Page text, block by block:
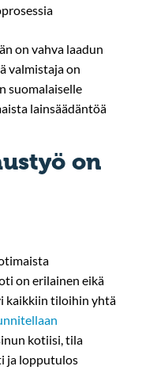
on vahva laadun
valmistaja on
suomalaiselle
lainsäädäntöä
on
on erilainen eikä
kaikkiin tiloihin yhtä
kotiisi, tila
ja lopputulos